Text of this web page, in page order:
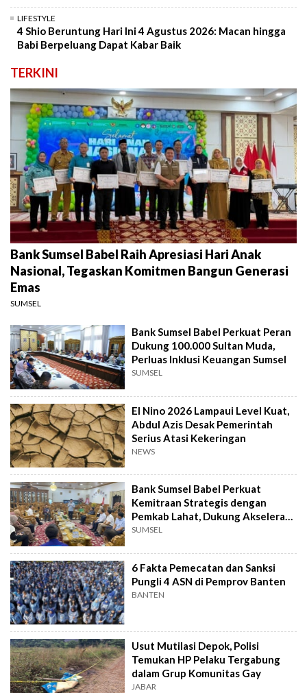
LIFESTYLE
4 Shio Beruntung Hari Ini 4 Agustus 2026: Macan hingga
Babi Berpeluang Dapat Kabar Baik
TERKINI
Bank Sumsel Babel Raih Apresiasi Hari Anak
Nasional, Tegaskan Komitmen Bangun Generasi
Emas
SUMSEL
Bank Sumsel Babel Perkuat Peran
Dukung 100.000 Sultan Muda,
Perluas Inklusi Keuangan Sumsel
SUMSEL
El Nino 2026 Lampaui Level Kuat,
Abdul Azis Desak Pemerintah
Serius Atasi Kekeringan
NEWS
Bank Sumsel Babel Perkuat
Kemitraan Strategis dengan
Pemkab Lahat, Dukung Akselerasi
Ekonomi Daerah
SUMSEL
6 Fakta Pemecatan dan Sanksi
Pungli 4 ASN di Pemprov Banten
BANTEN
Usut Mutilasi Depok, Polisi
Temukan HP Pelaku Tergabung
dalam Grup Komunitas Gay
JABAR